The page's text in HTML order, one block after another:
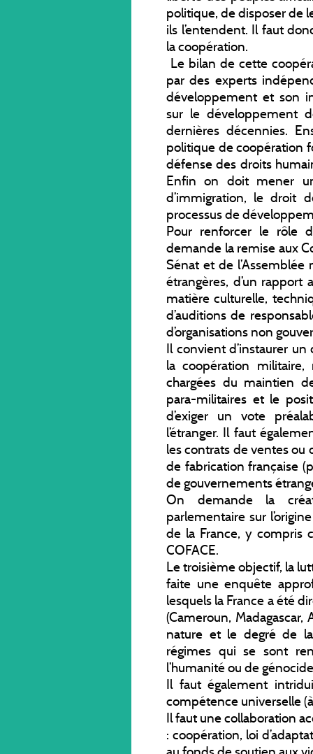
politique, de disposer de
ils l’entendent. Il faut
la coopération.
Le bilan de cette
par des experts
développement et son
sur le développement
dernières décennies.
politique de coopération
défense des droits
Enfin on doit mener
d’immigration, le droit
processus de
Pour renforcer le rôle
demande la remise aux
Sénat et de
étrangères, d’un
matière culturelle,
d’auditions de
d’organisations non
Il convient d’instaurer
la coopération
chargées du maintien
para-militaires et le
d’exiger un vote
l’étranger. Il faut
les contrats de ventes ou
de fabrication française
de gouvernements
On demande la
parlementaire sur
de la France, y compris
COFACE.
Le troisième objectif, la
faite une enquête
lesquels la France a été
(Cameroun,
nature et le degré de
régimes qui se sont
l’humanité ou de
Il faut également
compétence universelle (à
Il faut une collaboration
: coopération, loi